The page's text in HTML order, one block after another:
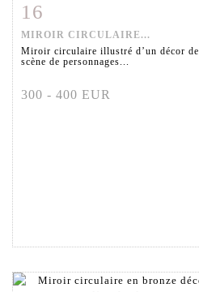
16
MIROIR CIRCULAIRE...
Miroir circulaire illustré d’un décor de
scène de personnages...
300 - 400 EUR